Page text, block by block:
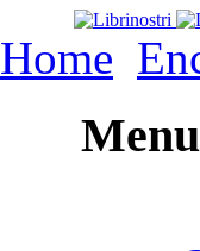
Home